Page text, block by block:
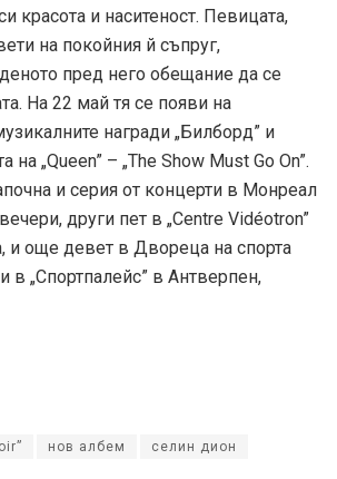
красота и наситеност. Певицата,
на покойния й съпруг,
пред него обещание да се
На 22 май тя се появи на
награди „Билборд” и
на „Queen” – „The Show Must Go On”.
и серия от концерти в Монреал
други пет в „Centre Vidéotron”
и още девет в Двореца на спорта
в „Спортпалейс” в Антверпен,
нов албем селин дион